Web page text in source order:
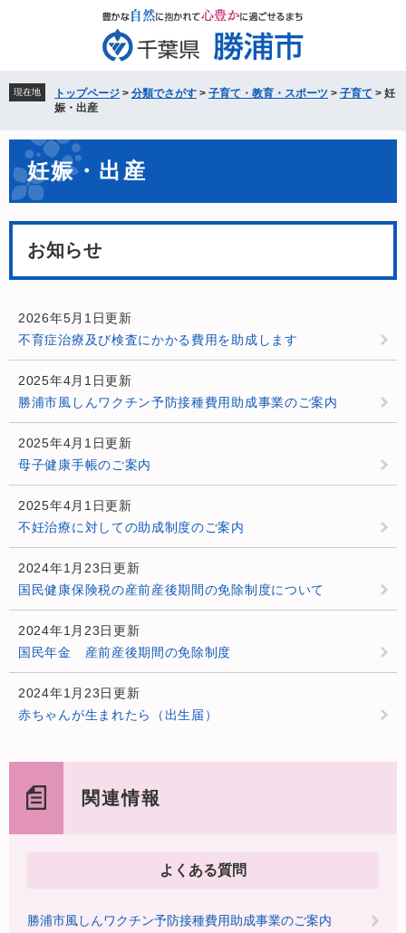
先
頭
す。
を
飛
し
文
へ
現在地 トップページ > 分類でさがす > 子育て・教育・スポーツ > 子育て > 妊
娠・出産
文 妊娠・出産
お知らせ
2026年5月1日更新
不育症治療及び検査にかかる費用を助成します
2025年4月1日更新
勝浦市風しんワクチン予防接種費用助成事業のご案内
2025年4月1日更新
母子健康手帳のご案内
2025年4月1日更新
不妊治療に対しての助成制度のご案内
2024年1月23日更新
国民健康保険税の産前産後期間の免除制度について
2024年1月23日更新
国民年金 産前産後期間の免除制度
2024年1月23日更新
赤ちゃんが生まれたら（出生届）
関連情報
よくある質問
勝浦市風しんワクチン予防接種費用助成事業のご案内